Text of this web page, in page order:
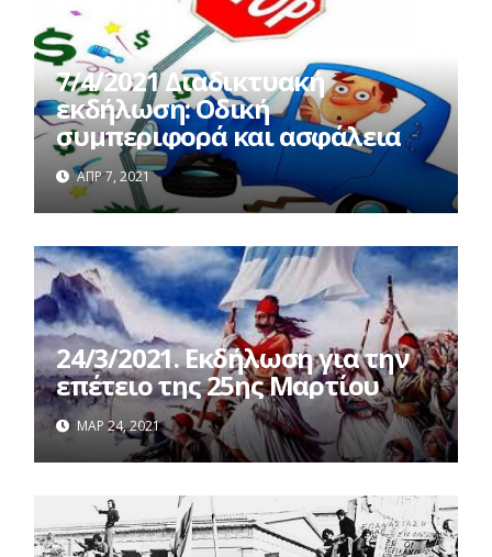
7/4/2021 Διαδικτυακή
εκδήλωση: Οδική
συμπεριφορά και ασφάλεια
ΑΠΡ 7, 2021
24/3/2021. Εκδήλωση για την
επέτειο της 25ης Μαρτίου
ΜΑΡ 24, 2021